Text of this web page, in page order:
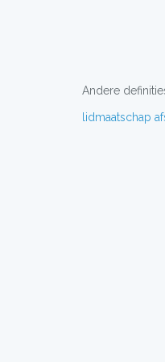
Andere
lidmaatschap